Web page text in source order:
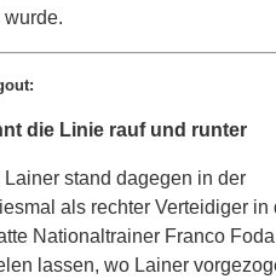
wurde.
die Linie rauf und runter
Lainer stand dagegen in der
als rechter Verteidiger in
Nationaltrainer Franco Foda
lassen, wo Lainer